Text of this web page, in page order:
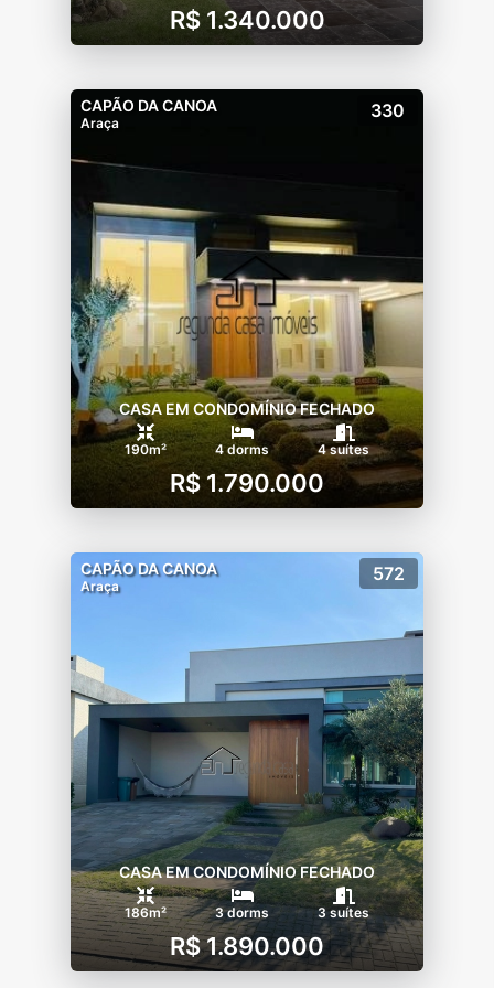
R$ 1.340.000
CAPÃO DA CANOA
Araça
330
CASA EM CONDOMÍNIO FECHADO
190m² 4 dorms 4 suítes
R$ 1.790.000
CAPÃO DA CANOA
Araça
572
CASA EM CONDOMÍNIO FECHADO
186m² 3 dorms 3 suítes
R$ 1.890.000